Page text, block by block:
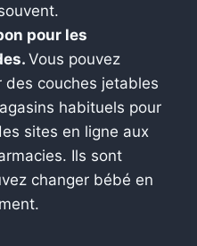
pour les
Vous pouvez
couches jetables
habituels pour
sites en ligne aux
Ils sont
changer bébé en